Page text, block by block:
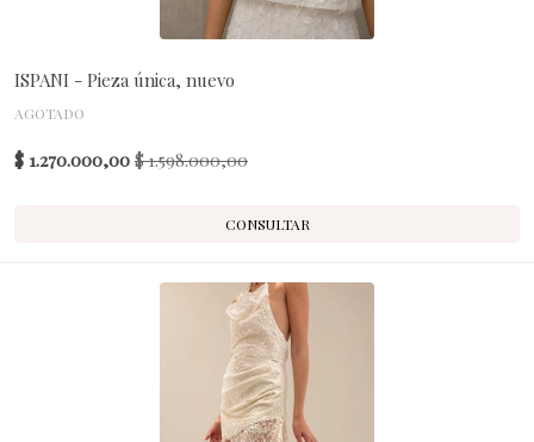
ISPANI - Pieza única, nuevo
AGOTADO
$ 1.270.000,00 $ 1.598.000,00
CONSULTAR